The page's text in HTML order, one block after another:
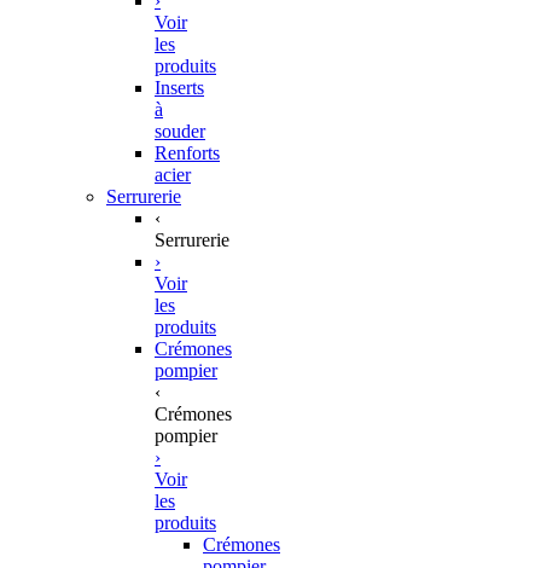
Voir
les
produits
Inserts
à
souder
Renforts
acier
Serrurerie
‹
Serrurerie
›
Voir
les
produits
Crémones
pompier
‹
Crémones
pompier
›
Voir
les
produits
Crémones